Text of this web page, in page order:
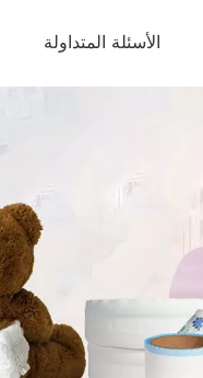
الأسئلة المتداولة